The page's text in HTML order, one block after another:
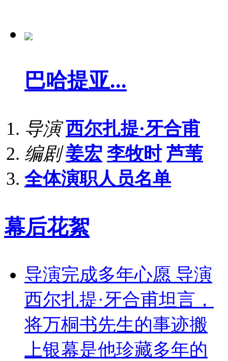
巴哈提亚...
导演 西尔扎提·牙合甫
编剧 姜宏 李牧时 芦苇
全体演职人员名单
幕后花絮
导演完成多年心愿 导演
西尔扎提·牙合甫坦言，
将万桐书先生的事迹搬
上银幕是他珍藏多年的